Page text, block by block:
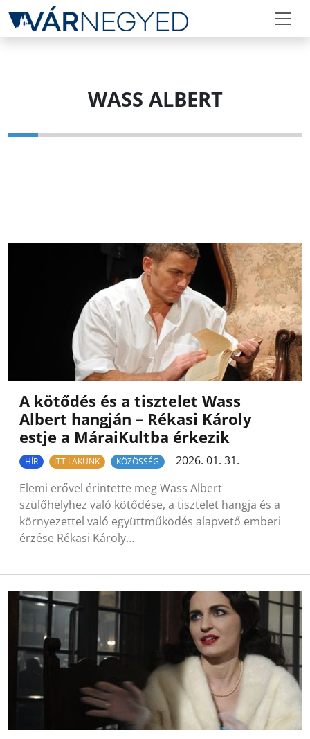
WASS ALBERT
A kötődés és a tisztelet Wass
Albert hangján – Rékasi Károly
estje a MáraiKultba érkezik
HÍR ITT LAKUNK KÖZÖSSÉG
2026. 01. 31.
Elemi erővel érintette meg Wass Albert
szülőhelyhez való kötődése, a tisztelet hangja és a
környezettel való együttműködés alapvető emberi
érzése Rékasi Károly…